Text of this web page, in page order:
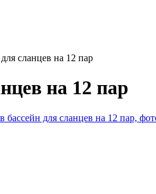
сланцев на 12 пар
на 12 пар